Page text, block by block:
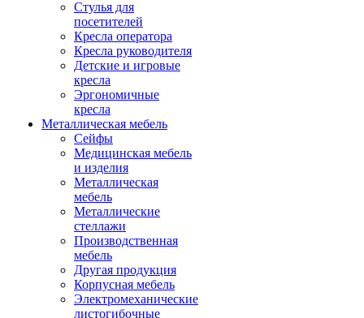
Стулья для
посетителей
Кресла оператора
Кресла руководителя
Детские и игровые
кресла
Эргономичные
кресла
Металлическая мебель
Сейфы
Медицинская мебель
и изделия
Металлическая
мебель
Металлические
стеллажи
Производственная
мебель
Другая продукция
Корпусная мебель
Электромеханические
листогибочные